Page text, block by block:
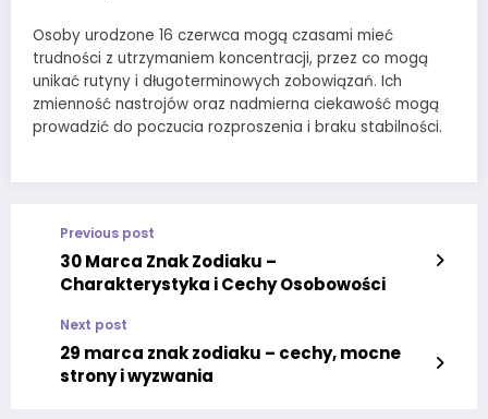
Osoby urodzone 16 czerwca mogą czasami mieć
trudności z utrzymaniem koncentracji, przez co mogą
unikać rutyny i długoterminowych zobowiązań. Ich
zmienność nastrojów oraz nadmierna ciekawość mogą
prowadzić do poczucia rozproszenia i braku stabilności.
Previous post
30 Marca Znak Zodiaku –
Charakterystyka i Cechy Osobowości
Next post
29 marca znak zodiaku – cechy, mocne
strony i wyzwania